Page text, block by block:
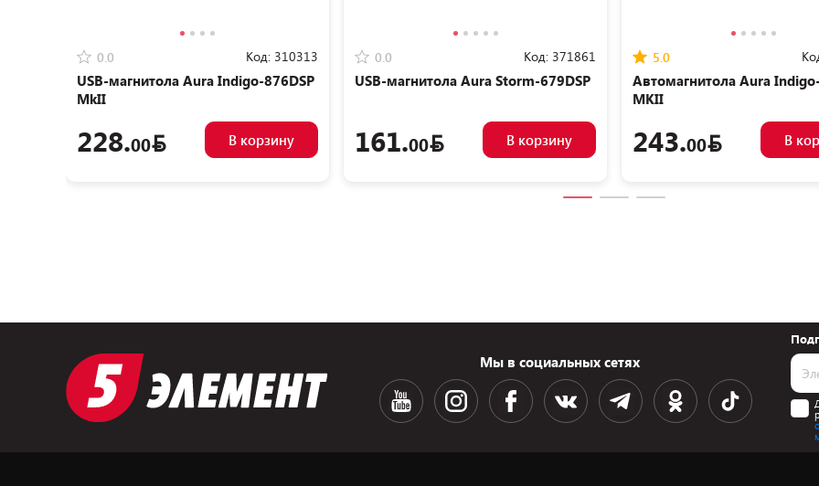
0.0 Код: 310313
USB-магнитола Aura Indigo-876DSP
MkII
228.00 В корзину
0.0 Код: 371861
USB-магнитола Aura Storm-679DSP
161.00 В корзину
5.0
Автомагнитола Aura
MKII
243.00 В
Мы в социальных сетях